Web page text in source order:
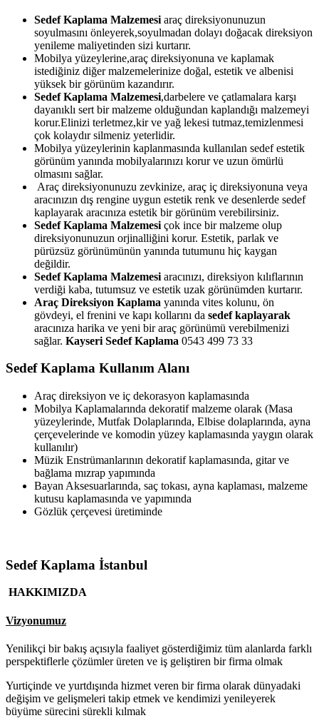
Sedef Kaplama Malzemesi araç direksiyonunuzun
soyulmasını önleyerek,soyulmadan dolayı doğacak direksiyon
yenileme maliyetinden sizi kurtarır.
Mobilya yüzeylerine,araç direksiyonuna ve kaplamak
istediğiniz diğer malzemelerinize doğal, estetik ve albenisi
yüksek bir görünüm kazandırır.
Sedef Kaplama Malzemesi,darbelere ve çatlamalara karşı
dayanıklı sert bir malzeme olduğundan kaplandığı malzemeyi
korur.Elinizi terletmez,kir ve yağ lekesi tutmaz,temizlenmesi
çok kolaydır silmeniz yeterlidir.
Mobilya yüzeylerinin kaplanmasında kullanılan sedef estetik
görünüm yanında mobilyalarınızı korur ve uzun ömürlü
olmasını sağlar.
Araç direksiyonunuzu zevkinize, araç iç direksiyonuna veya
aracınızın dış rengine uygun estetik renk ve desenlerde sedef
kaplayarak aracınıza estetik bir görünüm verebilirsiniz.
Sedef Kaplama Malzemesi çok ince bir malzeme olup
direksiyonunuzun orjinalliğini korur. Estetik, parlak ve
pürüzsüz görünümünün yanında tutumunu hiç kaygan
değildir.
Sedef Kaplama Malzemesi aracınızı, direksiyon kılıflarının
verdiği kaba, tutumsuz ve estetik uzak görünümden kurtarır.
Araç Direksiyon Kaplama yanında vites kolunu, ön
gövdeyi, el frenini ve kapı kollarını da sedef kaplayarak
aracınıza harika ve yeni bir araç görünümü verebilmenizi
sağlar. Kayseri Sedef Kaplama 0543 499 73 33
Sedef Kaplama Kullanım Alanı
Araç direksiyon ve iç dekorasyon kaplamasında
Mobilya Kaplamalarında dekoratif malzeme olarak (Masa
yüzeylerinde, Mutfak Dolaplarında, Elbise dolaplarında, ayna
çerçevelerinde ve komodin yüzey kaplamasında yaygın olarak
kullanılır)
Müzik Enstrümanlarının dekoratif kaplamasında, gitar ve
bağlama mızrap yapımında
Bayan Aksesuarlarında, saç tokası, ayna kaplaması, malzeme
kutusu kaplamasında ve yapımında
Gözlük çerçevesi üretiminde
Sedef Kaplama İstanbul
HAKKIMIZDA
Vizyonumuz
Yenilikçi bir bakış açısıyla faaliyet gösterdiğimiz tüm alanlarda farklı
perspektiflerle çözümler üreten ve iş geliştiren bir firma olmak
Yurtiçinde ve yurtdışında hizmet veren bir firma olarak dünyadaki
değişim ve gelişmeleri takip etmek ve kendimizi yenileyerek
büyüme sürecini sürekli kılmak